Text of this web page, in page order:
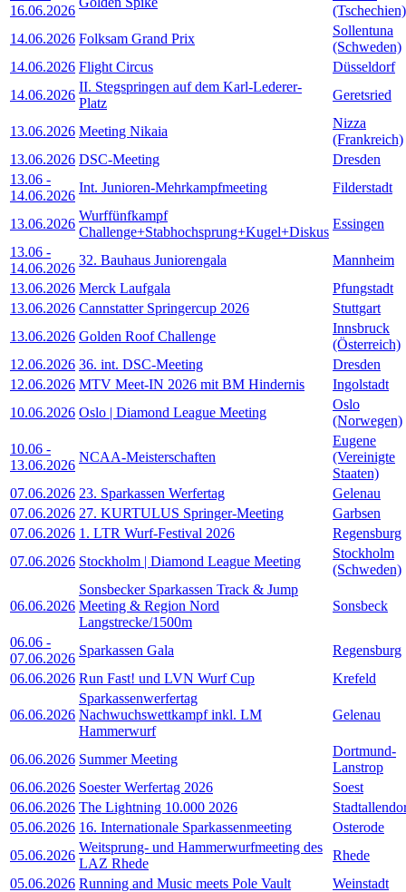
16.06.2026
(Tschechien)
14.06.2026 Folksam Grand Prix
Sollentuna
(Schweden)
14.06.2026 Flight Circus
Düsseldorf
14.06.2026
II. Stegspringen auf dem Karl-Lederer-
Platz
Geretsried
13.06.2026 Meeting Nikaia
Nizza
(Frankreich)
13.06.2026 DSC-Meeting
Dresden
13.06 -
14.06.2026
Int. Junioren-Mehrkampfmeeting Filderstadt
13.06.2026
Wurffünfkampf
Challenge+Stabhochsprung+Kugel+Diskus
Essingen
13.06 -
14.06.2026
32. Bauhaus Juniorengala
Mannheim
13.06.2026 Merck Laufgala
Pfungstadt
13.06.2026 Cannstatter Springercup 2026
Stuttgart
13.06.2026 Golden Roof Challenge
Innsbruck
(Österreich)
12.06.2026 36. int. DSC-Meeting
Dresden
12.06.2026 MTV Meet-IN 2026 mit BM Hindernis
Ingolstadt
10.06.2026 Oslo | Diamond League Meeting
Oslo
(Norwegen)
10.06 -
13.06.2026
NCAA-Meisterschaften
Eugene
(Vereinigte
Staaten)
07.06.2026 23. Sparkassen Werfertag
Gelenau
07.06.2026 27. KURTULUS Springer-Meeting
Garbsen
07.06.2026 1. LTR Wurf-Festival 2026
Regensburg
07.06.2026 Stockholm | Diamond League Meeting
Stockholm
(Schweden)
06.06.2026
Sonsbecker Sparkassen Track & Jump
Meeting & Region Nord
Langstrecke/1500m
Sonsbeck
06.06 -
07.06.2026
Sparkassen Gala
Regensburg
06.06.2026 Run Fast! und LVN Wurf Cup Krefeld
06.06.2026
Sparkassenwerfertag
Nachwuchswettkampf inkl. LM
Hammerwurf
Gelenau
06.06.2026 Summer Meeting
Dortmund-
Lanstrop
06.06.2026 Soester Werfertag 2026
Soest
06.06.2026 The Lightning 10.000 2026
05.06.2026 16. Internationale Sparkassenmeeting
Osterode
05.06.2026
Weitsprung- und Hammerwurfmeeting des
LAZ Rhede
Rhede
05.06.2026 Running and Music meets Pole Vault
Weinstadt